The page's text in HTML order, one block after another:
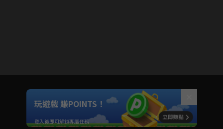
Unmute
如有不便請見諒
玩遊戲 賺POINTS！
登入後即可解鎖專屬任務